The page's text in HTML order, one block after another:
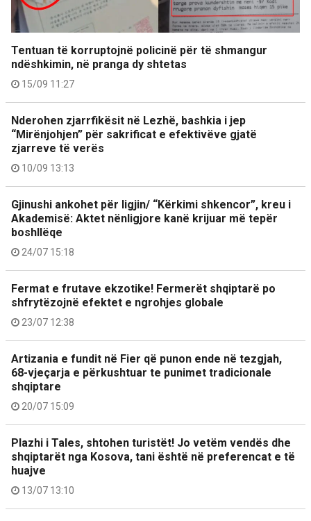
Tentuan të korruptojnë policinë për të shmangur
ndëshkimin, në pranga dy shtetas
15/09 11:27
Nderohen zjarrfikësit në Lezhë, bashkia i jep
“Mirënjohjen” për sakrificat e efektivëve gjatë
zjarreve të verës
10/09 13:13
Gjinushi ankohet për ligjin/ “Kërkimi shkencor”, kreu i
Akademisë: Aktet nënligjore kanë krijuar më tepër
boshllëqe
24/07 15:18
Fermat e frutave ekzotike! Fermerët shqiptarë po
shfrytëzojnë efektet e ngrohjes globale
23/07 12:38
Artizania e fundit në Fier që punon ende në tezgjah,
68-vjeçarja e përkushtuar te punimet tradicionale
shqiptare
20/07 15:09
Plazhi i Tales, shtohen turistët! Jo vetëm vendës dhe
shqiptarët nga Kosova, tani është në preferencat e të
huajve
13/07 13:10